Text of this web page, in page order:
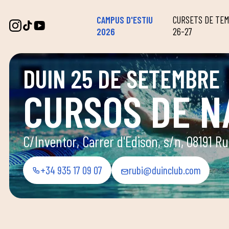
CAMPUS D'ESTIU
2026
CURSETS DE
26-27
DUIN 25 DE SETEMBRE
CURSOS DE
C/Inventor, Carrer d'Edison, s/n, 08191
+34 935 17 09 07 rubi@duinclub.com